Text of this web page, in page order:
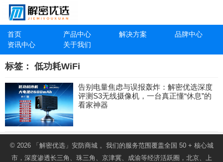
首页 产品中心 解决方案
品牌中心
资讯中心
关于我们
标签： 低功耗WiFi
告别电量焦虑与误报轰炸：解密优选深度
评测S3无线摄像机，一台真正懂“休息”的
看家神器
© 2026 「解密优选」安防商城。我们的服务范围覆盖全国 50 + 核心城
市，深度渗透长三角、珠三角、京津冀、成渝等经济活跃圈，北京、上